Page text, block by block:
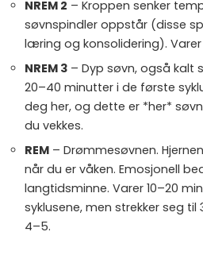
NREM 2 – Kroppen senker
søvnspindler oppstår (disse
læring og konsolidering).
NREM 3 – Dyp søvn, også kalt
20–40 minutter i de første
deg her, og dette er *her*
du vekkes.
REM – Drømmesøvnen.
når du er våken. Emosjonell
langtidsminne. Varer 10–20
syklusene, men strekker seg til
4–5.